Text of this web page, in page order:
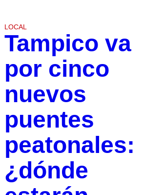
LOCAL
Tampico va
por cinco
nuevos
puentes
peatonales:
¿dónde